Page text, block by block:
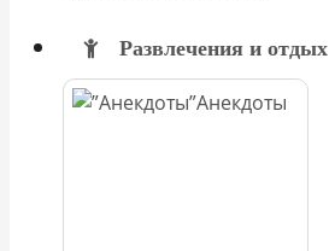
Развлечения и отдых
Анекдоты